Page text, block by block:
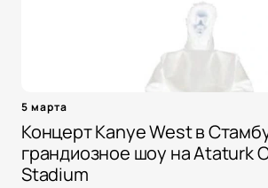
5 марта
Концерт Kanye West в
грандиозное шоу на Ataturk
Stadium